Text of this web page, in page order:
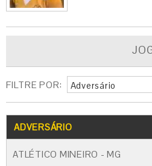
FILTRE POR: Adversário
ADVERSÁRIO
ATLÉTICO MINEIRO - MG